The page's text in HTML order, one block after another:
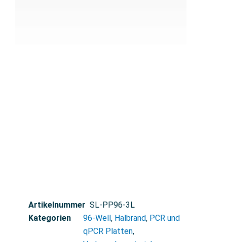
Artikelnummer SL-PP96-3L
Kategorien
96-Well , Halbrand, PCR und
qPCR Platten,